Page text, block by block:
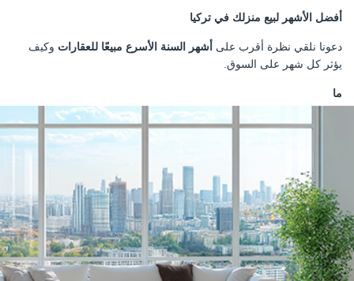
أفضل الأشهر لبيع منزلك في تركيا
دعونا نلقي نظرة أقرب على أشهر السنة الأسرع مبيعًا للعقارات وكيف
يؤثر كل شهر على السوق.
ما